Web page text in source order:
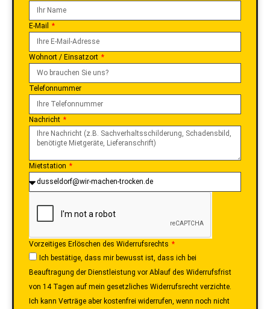
E-Mail
Wohnort / Einsatzort
Telefonnummer
Nachricht
Mietstation
Vorzeitiges Erlöschen des Widerrufsrechts
Ich bestätige, dass mir bewusst ist, dass ich bei
Beauftragung der Dienstleistung vor Ablauf des Widerrufsfrist
von 14 Tagen auf mein gesetzliches Widerrufsrecht verzichte.
Ich kann Verträge aber kostenfrei widerrufen, wenn noch nicht